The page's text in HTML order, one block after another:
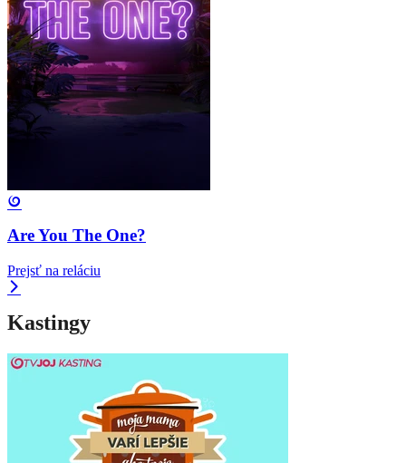
Are You The One?
Prejsť na reláciu
Kastingy